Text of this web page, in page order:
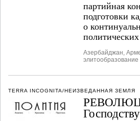
партийная
подготовки
о
Азербайджан
элитообразование
TERRA INCOGNITA/НЕИЗВЕДАННАЯ ЗЕМЛЯ